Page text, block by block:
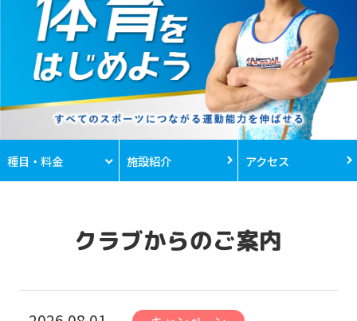
種目・料金 施設紹介 アクセス
クラブからのご案内